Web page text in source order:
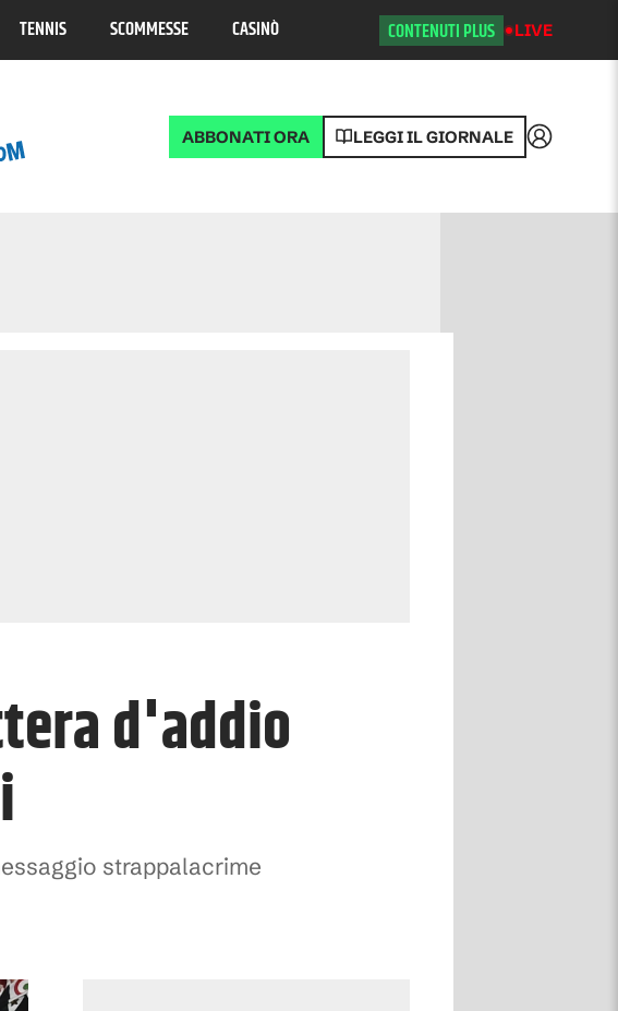
TENNIS SCOMMESSE CASINÒ CONTENUTI PLUS LIVE
ABBONATI ORA LEGGI IL GIORNALE Accedi
d'addio
strappalacrime